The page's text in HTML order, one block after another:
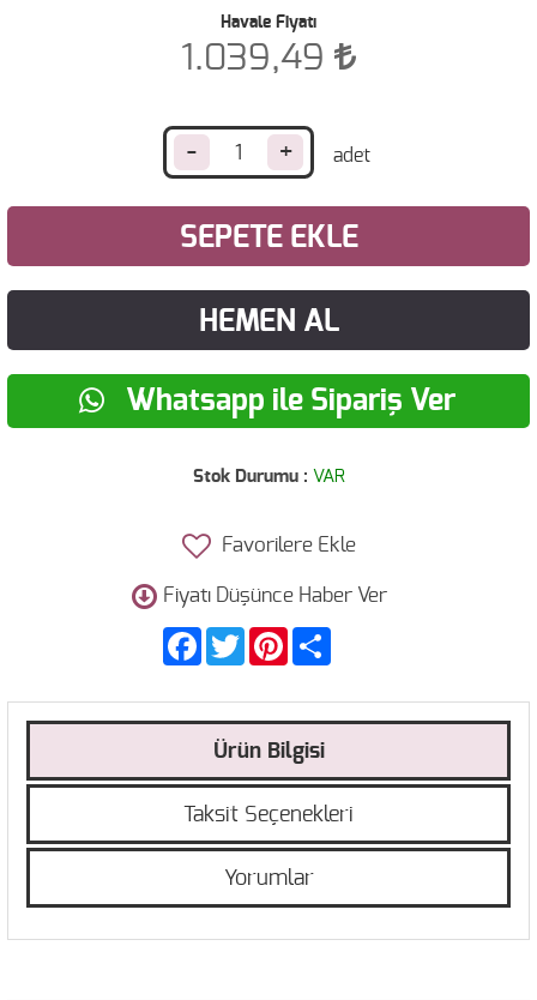
Havale Fiyatı
1.039,49
- +
SEPETE EKLE
HEMEN AL
Whatsapp ile Sipariş Ver
Stok Durumu : VAR
Favorilere Ekle
Fiyatı Düşünce Haber Ver
FacebookTwitter Pinterest
Ürün Bilgisi
Taksit Seçenekleri
Yorumlar